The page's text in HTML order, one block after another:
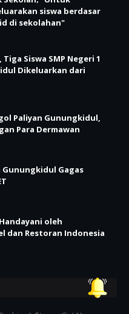
siswa berdasar
di sekolahan"
Siswa SMP Negeri 1
Dikeluarkan dari
Paliyan Gunungkidul,
Para Dermawan
Gunungkidul Gagas
oleh
dan Restoran Indonesia